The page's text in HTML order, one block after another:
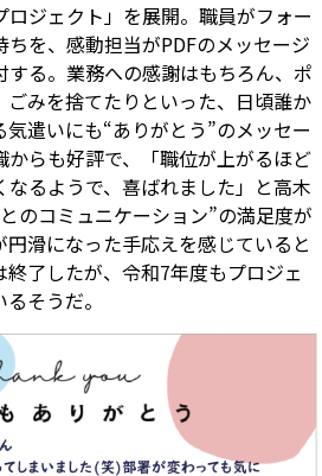
ロジェクト」を展開。職員がフォー
を、感動担当がPDFのメッセージ
する。業務への感謝はもちろん、ポ
ごみを捨てたりといった、日頃誰か
遣いにも“ありがとう”のメッセー
からも好評で、「職位が上がるほど
るようで、喜ばれました」と高木
のコミュニケーション”の満足度が
滑になった手応えを感じていると
了したが、令和7年度もプロジェ
そうだ。